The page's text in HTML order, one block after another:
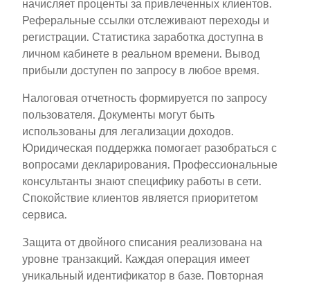
начисляет проценты за привлеченных клиентов.
Реферальные ссылки отслеживают переходы и
регистрации. Статистика заработка доступна в
личном кабинете в реальном времени. Вывод
прибыли доступен по запросу в любое время.
Налоговая отчетность формируется по запросу
пользователя. Документы могут быть
использованы для легализации доходов.
Юридическая поддержка помогает разобраться с
вопросами декларирования. Профессиональные
консультанты знают специфику работы в сети.
Спокойствие клиентов является приоритетом
сервиса.
Защита от двойного списания реализована на
уровне транзакций. Каждая операция имеет
уникальный идентификатор в базе. Повторная